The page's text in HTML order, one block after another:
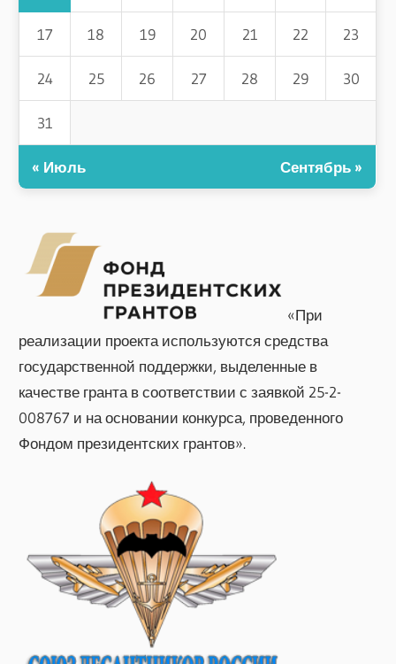
17 18 19 20 21 22 23
24 25 26 27 28 29 30
31
« Июль Сентябрь »
«При
реализации проекта используются средства
государственной поддержки, выделенные в
качестве гранта в соответствии с заявкой 25-2-
008767 и на основании конкурса, проведенного
Фондом президентских грантов».